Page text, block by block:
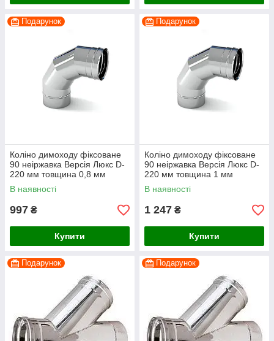
Подарунок
Коліно димоходу фіксоване
90 неіржавка Версія Люкс D-
220 мм товщина 0,8 мм
В наявності
997 ₴
Купити
Подарунок
Коліно димоходу фіксоване
90 неіржавка Версія Люкс D-
220 мм товщина 1 мм
В наявності
1 247 ₴
Купити
Подарунок Подарунок